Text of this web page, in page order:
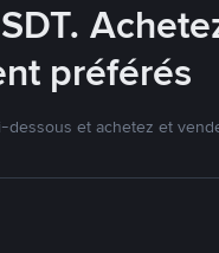
préférés
et achetez et